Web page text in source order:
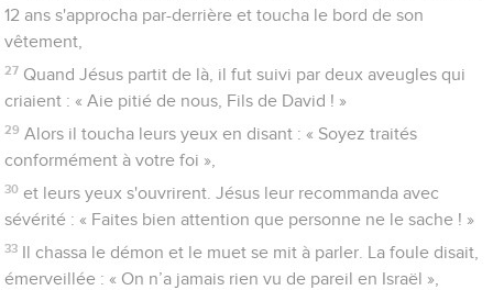
12 ans s'approcha par-derrière et toucha le bord de son
vêtement,
27 Quand Jésus partit de là, il fut suivi par deux aveugles qui
criaient : « Aie pitié de nous, Fils de David ! »
29 Alors il toucha leurs yeux en disant : « Soyez traités
conformément à votre foi »,
30 et leurs yeux s'ouvrirent. Jésus leur recommanda avec
sévérité : « Faites bien attention que personne ne le sache ! »
33
Il chassa le démon et le muet se mit à parler. La foule disait,
émerveillée : « On n’a jamais rien vu de pareil en Israël »,